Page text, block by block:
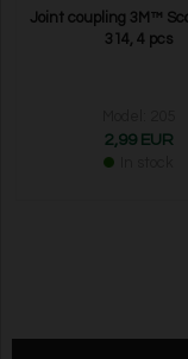
Joint coupling 3M™
314, 4 pcs
2,99 EUR